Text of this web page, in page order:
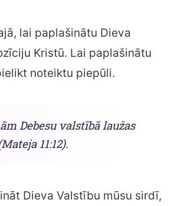
lai paplašinātu Dieva
Kristū. Lai paplašinātu
noteiktu piepūli.
Debesu valstībā laužas
11:12).
Dieva Valstību mūsu sirdī,